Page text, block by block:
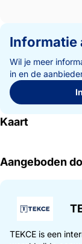
Informatie
Wil je meer
in en de
Kaart
Aangeboden
TEKCE is een